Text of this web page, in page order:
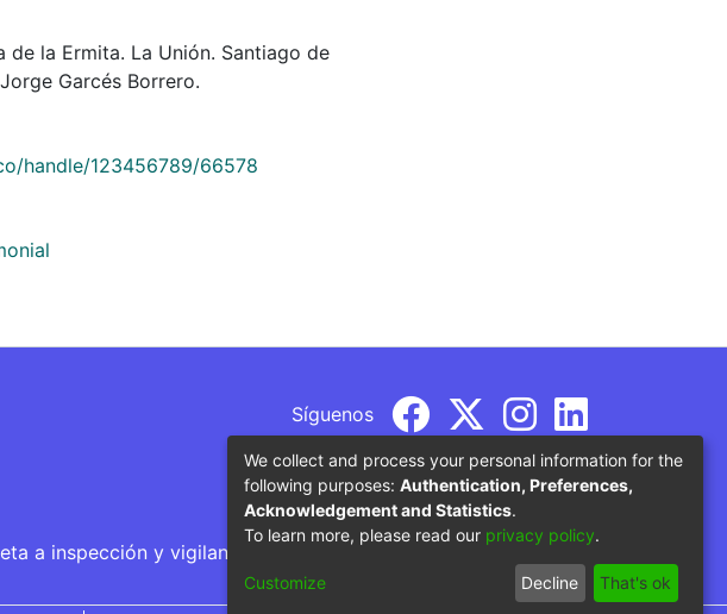
la Ermita. La Unión. Santiago de
Garcés Borrero.
handle/123456789/66578
Síguenos
a inspección y vigilancia por parte del Ministerio de Educación
We collect and process your personal information for the
following purposes: Authentication, Preferences,
Acknowledgement and Statistics.
To learn more, please read our privacy policy.
Customize Decline That's ok